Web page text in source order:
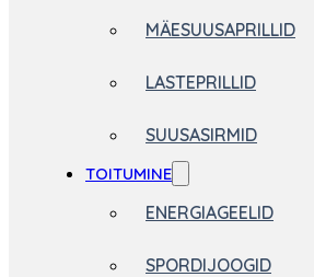
MÄESUUSAPRILLID
LASTEPRILLID
SUUSASIRMID
TOITUMINE
ENERGIAGEELID
SPORDIJOOGID